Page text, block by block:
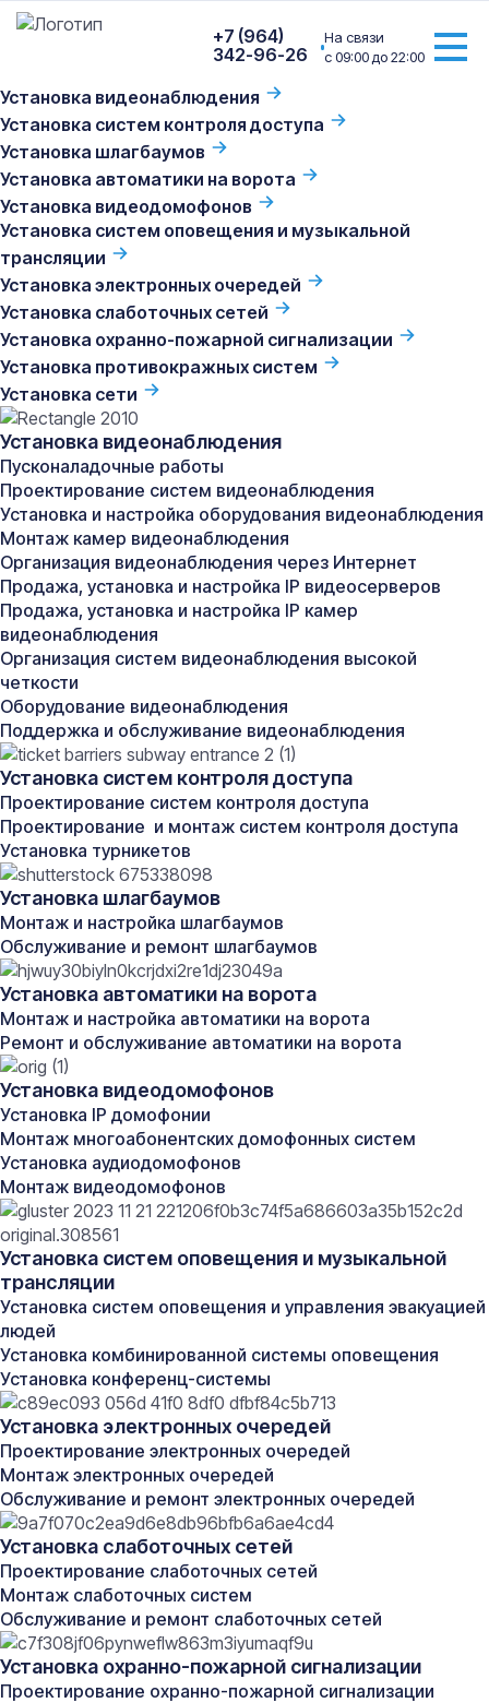
+7 (964)
342-96-26
На связи
с 09:00 до 22:00
Установка видеонаблюдения
Установка систем контроля доступа
Установка шлагбаумов
Установка автоматики на ворота
Установка видеодомофонов
Установка систем оповещения и музыкальной
трансляции
Установка электронных очередей
Установка слаботочных сетей
Установка охранно-пожарной сигнализации
Установка противокражных систем
Установка сети
Установка видеонаблюдения
Пусконаладочные работы
Проектирование систем видеонаблюдения
Установка и настройка оборудования видеонаблюдения
Монтаж камер видеонаблюдения
Организация видеонаблюдения через Интернет
Продажа, установка и настройка IP видеосерверов
Продажа, установка и настройка IP камер
видеонаблюдения
Организация систем видеонаблюдения высокой
четкости
Оборудование видеонаблюдения
Поддержка и обслуживание видеонаблюдения
Установка систем контроля доступа
Проектирование систем контроля доступа
Проектирование и монтаж систем контроля доступа
Установка турникетов
Установка шлагбаумов
Монтаж и настройка шлагбаумов
Обслуживание и ремонт шлагбаумов
Установка автоматики на ворота
Монтаж и настройка автоматики на ворота
Ремонт и обслуживание автоматики на ворота
Установка видеодомофонов
Установка IP домофонии
Монтаж многоабонентских домофонных систем
Установка аудиодомофонов
Монтаж видеодомофонов
Установка систем оповещения и музыкальной
трансляции
Установка систем оповещения и управления эвакуацией
людей
Установка комбинированной системы оповещения
Установка конференц-системы
Установка электронных очередей
Проектирование электронных очередей
Монтаж электронных очередей
Обслуживание и ремонт электронных очередей
Установка слаботочных сетей
Проектирование слаботочных сетей
Монтаж слаботочных систем
Обслуживание и ремонт слаботочных сетей
Установка охранно-пожарной сигнализации
Проектирование охранно-пожарной сигнализации
Главная/Услуги/Установка слаботочных сетей
Проектирование слаботочных сетей
Проектирование
слаботочных сетей
Создаем надежную основу вашей инфраструктуры —
проектирование слаботочных сетей!
Работаем с объектамиразличного масштаба
C одинаковым энтузиазмом возьмемся
небольшой магазин, квартиру, или офис, так и за
промышленное производство, бизнес-центр или
торгово-развлекательный комплекс
По запросу
от 3-х дней
Получить консультацию
Об услуге
Проектирование слаботочных сетей — это
важнейшая стадия создания современной
инфраструктуры для высокоскоростных
коммуникаций, видеонаблюдения, телефонной связи,
пожарной и охранной сигнализации. Эти сети
отвечают за передачу низкоэнергетичных сигналов,
работающих при напряжении менее 24 вольт, что
делает их незаменимыми элементами в
строительстве и модернизации офисных центров,
промышленных объектов, жилых комплексов и других
строений.
Основные задачи проектирования:
Создать техническую документацию,
соответствующую строительным нормам и
требованиям заказчиков.
Определить оптимальную структуру и маршруты
прокладки кабелей.
Подобрать соответствующее оборудование и
материалы.
Обеспечить взаимодействие и интеграцию с
прочими инженерными системами.
Этапы проектирования:
Изучение объекта: анализ имеющихся
инженерных сетей, размеров и особенностей
помещения.
Формирование концепции: определение числа и
расположения розеток, камер, датчиков и
прочего оборудования.
Расчёт нагрузок и разработка документации
составление графических схем, спецификаций
оборудования и смет.
Утверждение проекта: представление и
согласование готовой документации с
соответствующими инстанциями.
Возможности проектирования: